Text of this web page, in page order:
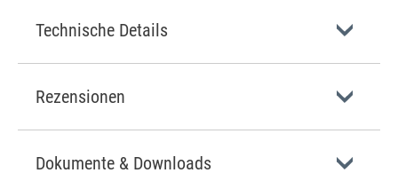
Technische Details
Rezensionen
Dokumente & Downloads